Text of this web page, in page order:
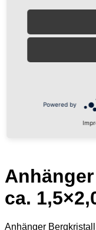
ca.
Anhänger
Powered by